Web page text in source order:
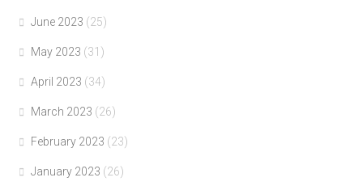
June 2023 (25)
May 2023 (31)
April 2023 (34)
March 2023 (26)
February 2023 (23)
January 2023 (26)